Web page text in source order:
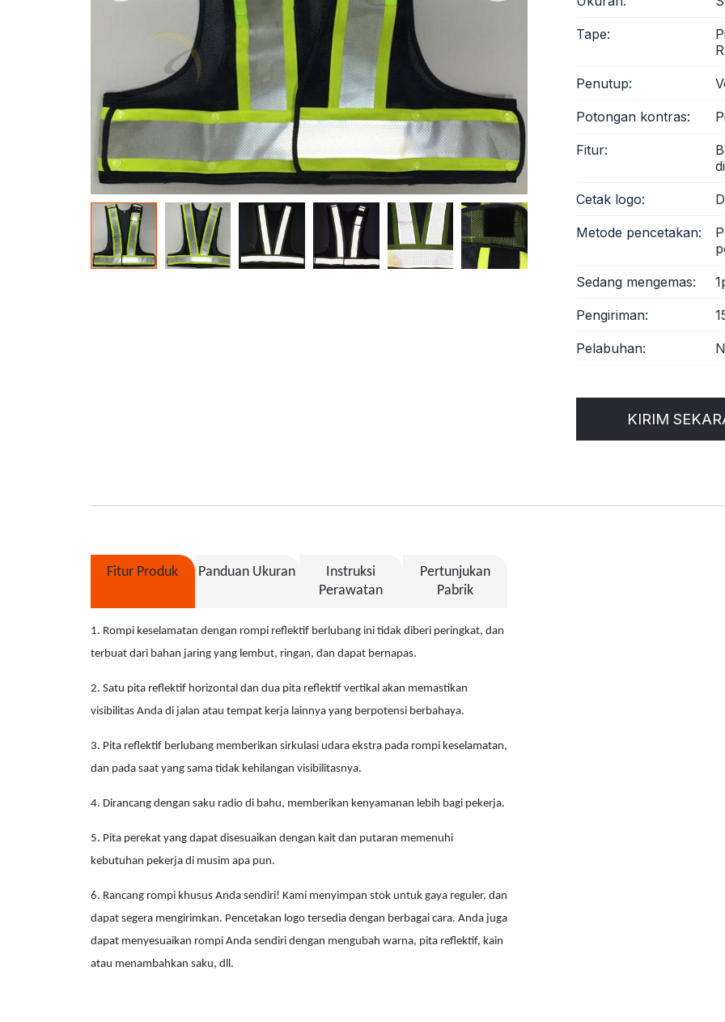
Tape:
Penutup:
Potongan kontras:
Fitur:
Cetak logo:
Metode pencetakan:
Sedang mengemas:
Pengiriman:
Pelabuhan:
KIRIM
Fitur Produk Panduan Ukuran
Instruksi
Perawatan
Pertunjukan
Pabrik
1. Rompi keselamatan dengan rompi reflektif berlubang ini tidak diberi peringkat, dan
terbuat dari bahan jaring yang lembut, ringan, dan dapat bernapas.
2. Satu pita reflektif horizontal dan dua pita reflektif vertikal akan memastikan
visibilitas Anda di jalan atau tempat kerja lainnya yang berpotensi berbahaya.
3. Pita reflektif berlubang memberikan sirkulasi udara ekstra pada rompi keselamatan,
dan pada saat yang sama tidak kehilangan visibilitasnya.
4. Dirancang dengan saku radio di bahu, memberikan kenyamanan lebih bagi pekerja.
5. Pita perekat yang dapat disesuaikan dengan kait dan putaran memenuhi
kebutuhan pekerja di musim apa pun.
6. Rancang rompi khusus Anda sendiri! Kami menyimpan stok untuk gaya reguler, dan
dapat segera mengirimkan. Pencetakan logo tersedia dengan berbagai cara. Anda juga
dapat menyesuaikan rompi Anda sendiri dengan mengubah warna, pita reflektif, kain
atau menambahkan saku, dll.